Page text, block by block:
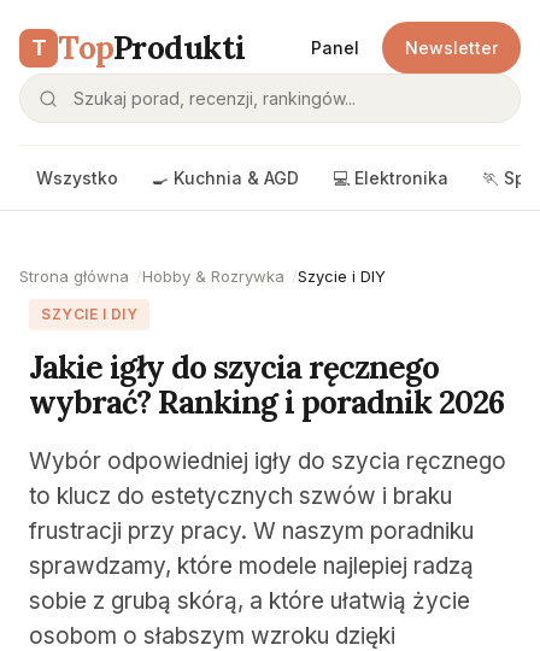
T TopProdukti Panel Newsletter
Wszystko 🍳 Kuchnia & AGD 💻 Elektronika 🏃
Strona główna Hobby & Rozrywka Szycie i DIY
SZYCIE I DIY
Jakie igły do szycia ręcznego
wybrać? Ranking i poradnik 2026
Wybór odpowiedniej igły do szycia ręcznego
to klucz do estetycznych szwów i braku
frustracji przy pracy. W naszym poradniku
sprawdzamy, które modele najlepiej radzą
sobie z grubą skórą, a które ułatwią życie
osobom o słabszym wzroku dzięki